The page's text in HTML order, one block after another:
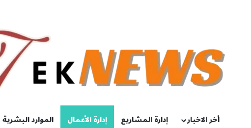
أخر الاخبار إدارة المشاريع إدارة الأعمال الموارد البشرية